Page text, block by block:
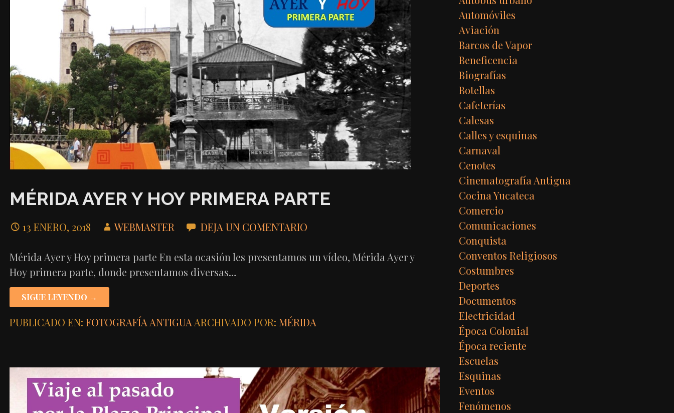
MÉRIDA AYER Y HOY PRIMERA PARTE
13 ENERO, 2018 WEBMASTER DEJA UN COMENTARIO
Mérida Ayer y Hoy primera parte En esta ocasión les presentamos un vídeo, Mérida Ayer y
Hoy primera parte, donde presentamos diversas…
SIGUE LEYENDO →
PUBLICADO EN: FOTOGRAFÍA ANTIGUA ARCHIVADO POR: MÉRIDA
Automóviles
Aviación
Barcos de Vapor
Beneficencia
Biografías
Botellas
Cafeterías
Calesas
Calles y esquinas
Carnaval
Cenotes
Cinematografía Antigua
Cocina Yucateca
Comercio
Comunicaciones
Conquista
Conventos Religiosos
Costumbres
Deportes
Documentos
Electricidad
Época Colonial
Época reciente
Escuelas
Esquinas
Eventos
Fenómenos